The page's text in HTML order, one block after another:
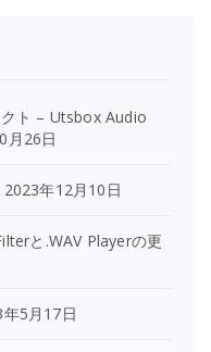
ト – Utsbox Audio
月26日
2023年12月10日
と.WAV Playerの更
5月17日